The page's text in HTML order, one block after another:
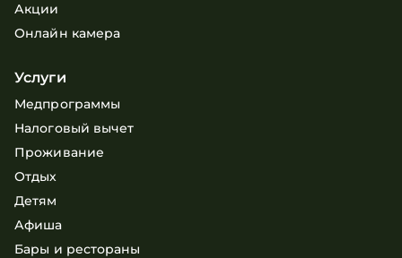
Акции
Онлайн камера
Услуги
Медпрограммы
Налоговый вычет
Проживание
Отдых
Детям
Афиша
Бары и рестораны